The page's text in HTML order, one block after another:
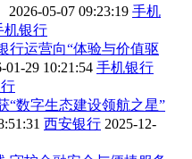
2026-05-07 09:23:19 手机
机银行
行运营向“体验与价值驱
01-29 10:21:54 手机银行
“数字生态建设领航之星”
西安银行 2025-12-